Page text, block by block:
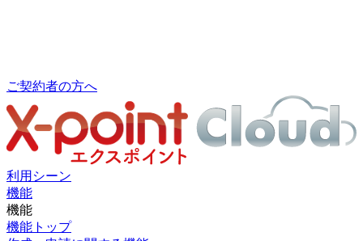
ご契約者の方へ
利用シーン
機能
機能
機能トップ